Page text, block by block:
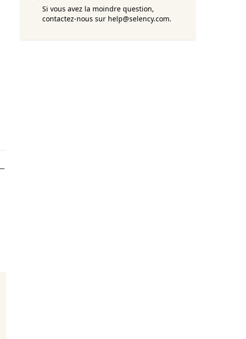
Si vous avez la moindre question,
contactez-nous sur help@selency.com.